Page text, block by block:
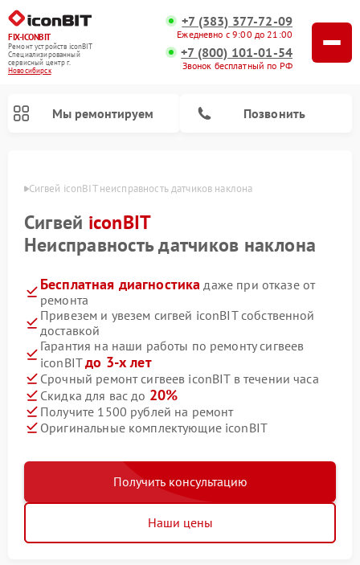
FIX-ICONBIT
Ремонт устройств iconBIT
Специализированный
cервисный центр г.
Новосибирск
+7 (383) 377-72-09
Ежедневно с 9:00 до 21:00
+7 (800) 101-01-54
Звонок бесплатный по РФ
Мы ремонтируем Позвонить
Сигвей iconBIT неисправность датчиков наклона
Сигвей iconBIT
Неисправность датчиков наклона
Бесплатная диагностика даже при отказе от
ремонта
Привезем и увезем сигвей iconBIT собственной
доставкой
Гарантия на наши работы по ремонту сигвеев
iconBITдо 3-х лет
Срочный ремонт сигвеев iconBIT в течении часа
Скидка для вас до 20%
Получите 1500 рублей на ремонт
Оригинальные комплектующие iconBIT
Получить консультацию
Наши цены